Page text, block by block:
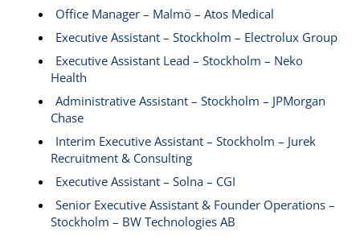
Office Manager – Malmö – Atos Medical
Executive Assistant – Stockholm – Electrolux Group
Executive Assistant Lead – Stockholm – Neko
Health
Administrative Assistant – Stockholm – JPMorgan
Chase
Interim Executive Assistant – Stockholm – Jurek
Recruitment & Consulting
Executive Assistant – Solna – CGI
Senior Executive Assistant & Founder Operations –
Stockholm – BW Technologies AB